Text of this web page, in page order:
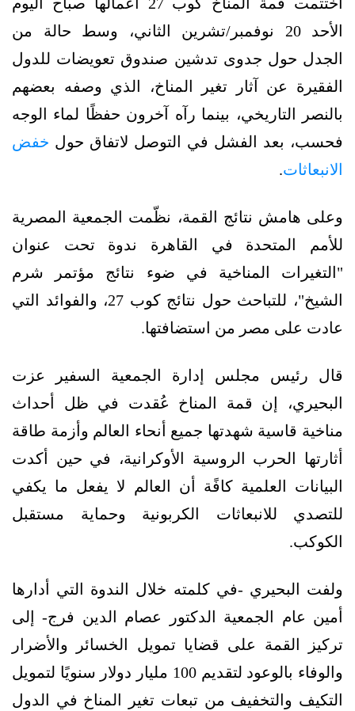
الأحد 20 نوفمبر/تشرين الثاني، وسط حالة من
الجدل حول جدوى تدشين صندوق تعويضات للدول
الفقيرة عن آثار تغير المناخ، الذي وصفه بعضهم
بالنصر التاريخي، بينما رآه آخرون حفظًا لماء الوجه
فحسب، بعد الفشل في التوصل لاتفاق حول خفض
الانبعاثات.
وعلى هامش نتائج القمة، نظّمت الجمعية المصرية
للأمم المتحدة في القاهرة ندوة تحت عنوان
"التغيرات المناخية في ضوء نتائج مؤتمر شرم
الشيخ"، للتباحث حول نتائج كوب 27، والفوائد التي
عادت على مصر من استضافتها.
قال رئيس مجلس إدارة الجمعية السفير عزت
البحيري، إن قمة المناخ عُقدت في ظل أحداث
مناخية قاسية شهدتها جميع أنحاء العالم وأزمة طاقة
أثارتها الحرب الروسية الأوكرانية، في حين أكدت
البيانات العلمية كافًة أن العالم لا يفعل ما يكفي
للتصدي للانبعاثات الكربونية وحماية مستقبل
الكوكب.
ولفت البحيري -في كلمته خلال الندوة التي أدارها
أمين عام الجمعية الدكتور عصام الدين فرج- إلى
تركيز القمة على قضايا تمويل الخسائر والأضرار
والوفاء بالوعود لتقديم 100 مليار دولار سنويًا لتمويل
التكيف والتخفيف من تبعات تغير المناخ في الدول